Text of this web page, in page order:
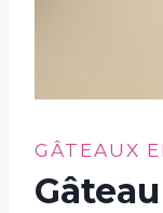
GÂTEAUX